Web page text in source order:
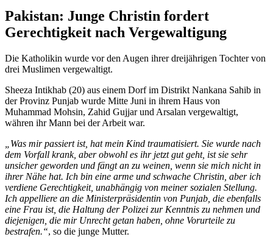
Pakistan: Junge Christin fordert
Gerechtigkeit nach Vergewaltigung
Die Katholikin wurde vor den Augen ihrer dreijährigen Tochter von
drei Muslimen vergewaltigt.
Sheeza Intikhab (20) aus einem Dorf im Distrikt Nankana Sahib in
der Provinz Punjab wurde Mitte Juni in ihrem Haus von
Muhammad Mohsin, Zahid Gujjar und Arsalan vergewaltigt,
währen ihr Mann bei der Arbeit war.
„Was mir passiert ist, hat mein Kind traumatisiert. Sie wurde nach
dem Vorfall krank, aber obwohl es ihr jetzt gut geht, ist sie sehr
unsicher geworden und fängt an zu weinen, wenn sie mich nicht in
ihrer Nähe hat. Ich bin eine arme und schwache Christin, aber ich
verdiene Gerechtigkeit, unabhängig von meiner sozialen Stellung.
Ich appelliere an die Ministerpräsidentin von Punjab, die ebenfalls
eine Frau ist, die Haltung der Polizei zur Kenntnis zu nehmen und
diejenigen, die mir Unrecht getan haben, ohne Vorurteile zu
bestrafen.“, so die junge Mutter.